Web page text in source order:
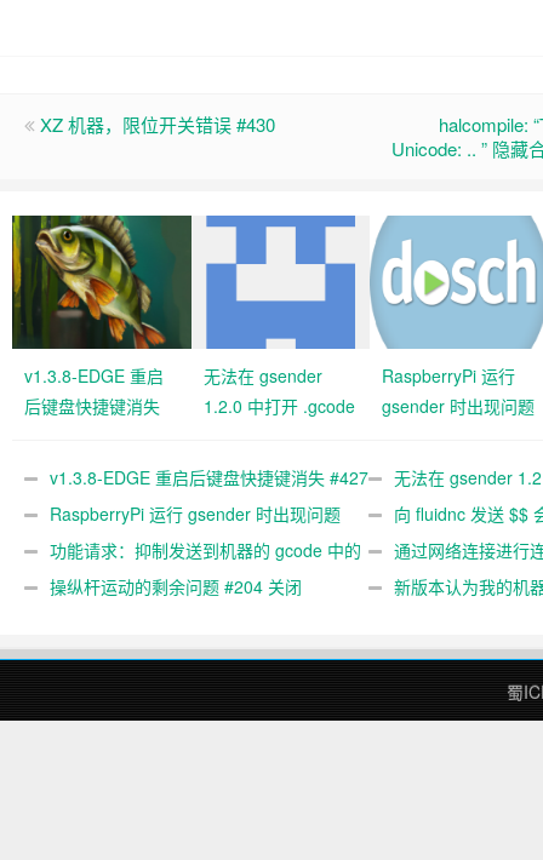
XZ 机器，限位开关错误 #430
halcompile:
Unicode: .. ” 隐藏
v1.3.8-EDGE 重启
后键盘快捷键消失
无法在 gsender
1.2.0 中打开 .gcode
RaspberryPi 运行
gsender 时出现问题
v1.3.8-EDGE 重启后键盘快捷键消失 #427
关闭
无法在 gsender
#367
RaspberryPi 运行 gsender 时出现问题
#89
向 fluidnc 发送 $$
#473
功能请求：抑制发送到机器的 gcode 中的
gcode 注释。 #444 关闭
通过网络连接进行
操纵杆运动的剩余问题 #204 关闭
新版本认为我的机
蜀